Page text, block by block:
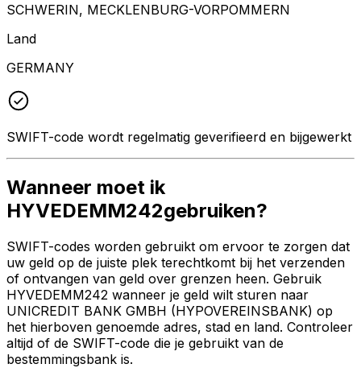
SCHWERIN, MECKLENBURG-VORPOMMERN
Land
GERMANY
SWIFT-code wordt regelmatig geverifieerd en bijgewerkt
Wanneer moet ik
HYVEDEMM242gebruiken?
SWIFT-codes worden gebruikt om ervoor te zorgen dat
uw geld op de juiste plek terechtkomt bij het verzenden
of ontvangen van geld over grenzen heen. Gebruik
HYVEDEMM242 wanneer je geld wilt sturen naar
UNICREDIT BANK GMBH (HYPOVEREINSBANK) op
het hierboven genoemde adres, stad en land. Controleer
altijd of de SWIFT-code die je gebruikt van de
bestemmingsbank is.